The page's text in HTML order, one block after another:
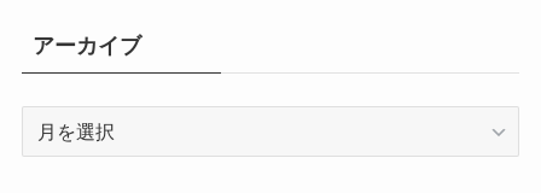
アーカイブ